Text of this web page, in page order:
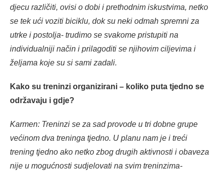
djecu različiti, ovisi o dobi i prethodnim iskustvima, netko
se tek ući voziti biciklu, dok su neki odmah spremni za
utrke i postolja- trudimo se svakome pristupiti na
individualniji način i prilagoditi se njihovim ciljevima i
željama koje su si sami zadali.
Kako su treninzi organizirani – koliko puta tjedno se
održavaju i gdje?
Karmen: Treninzi se za sad provode u tri dobne grupe
većinom dva treninga tjedno. U planu nam je i treći
trening tjedno ako netko zbog drugih aktivnosti i obaveza
nije u mogućnosti sudjelovati na svim treninzima-